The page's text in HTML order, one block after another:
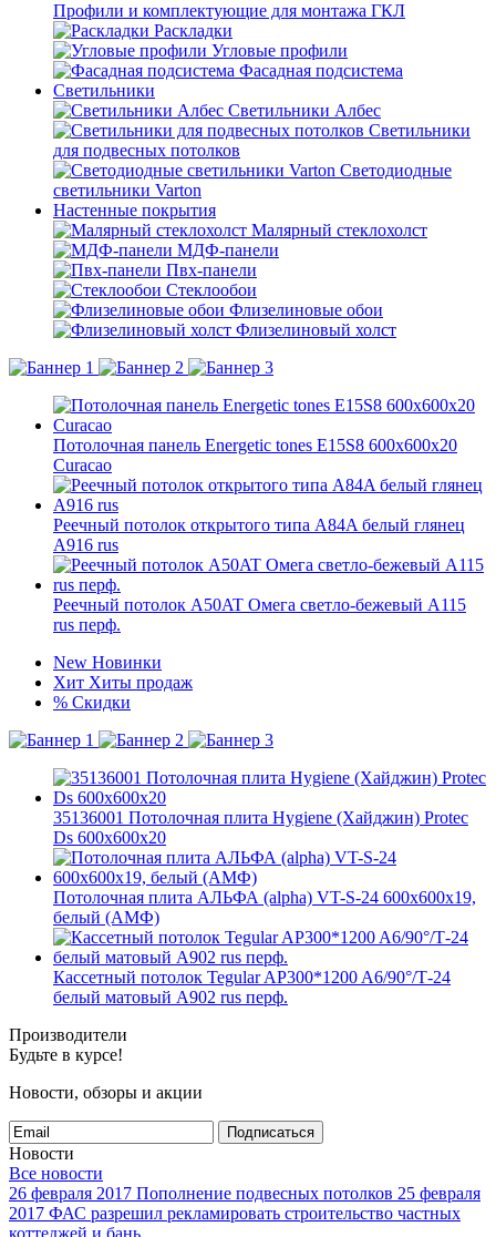
Профили и комплектующие для монтажа ГКЛ
Раскладки
Угловые профили
Фасадная подсистема
Светильники
Светильники Албес
Светильники
для подвесных потолков
Светодиодные
светильники Varton
Настенные покрытия
Малярный стеклохолст
МДФ-панели
Пвх-панели
Стеклообои
Флизелиновые обои
Флизелиновый холст
Потолочная панель Energetic tones E15S8 600x600x20
Curacao
Реечный потолок открытого типа A84A белый глянец
A916 rus
Реечный потолок A50AT Омега светло-бежевый А115
rus перф.
New Новинки
Хит Хиты продаж
% Скидки
35136001 Потолочная плита Hygiene (Хайджин) Protec
Ds 600x600x20
Потолочная плита АЛЬФА (alpha) VT-S-24 600x600x19,
белый (АМФ)
Кассетный потолок Tegular AP300*1200 A6/90°/Т-24
белый матовый А902 rus перф.
Производители
Будьте в курсе!
Новости, обзоры и акции
Подписаться
Новости
Все новости
26 февраля 2017 Пополнение подвесных потолков 25 февраля
2017 ФАС разрешил рекламировать строительство частных
коттеджей и бань